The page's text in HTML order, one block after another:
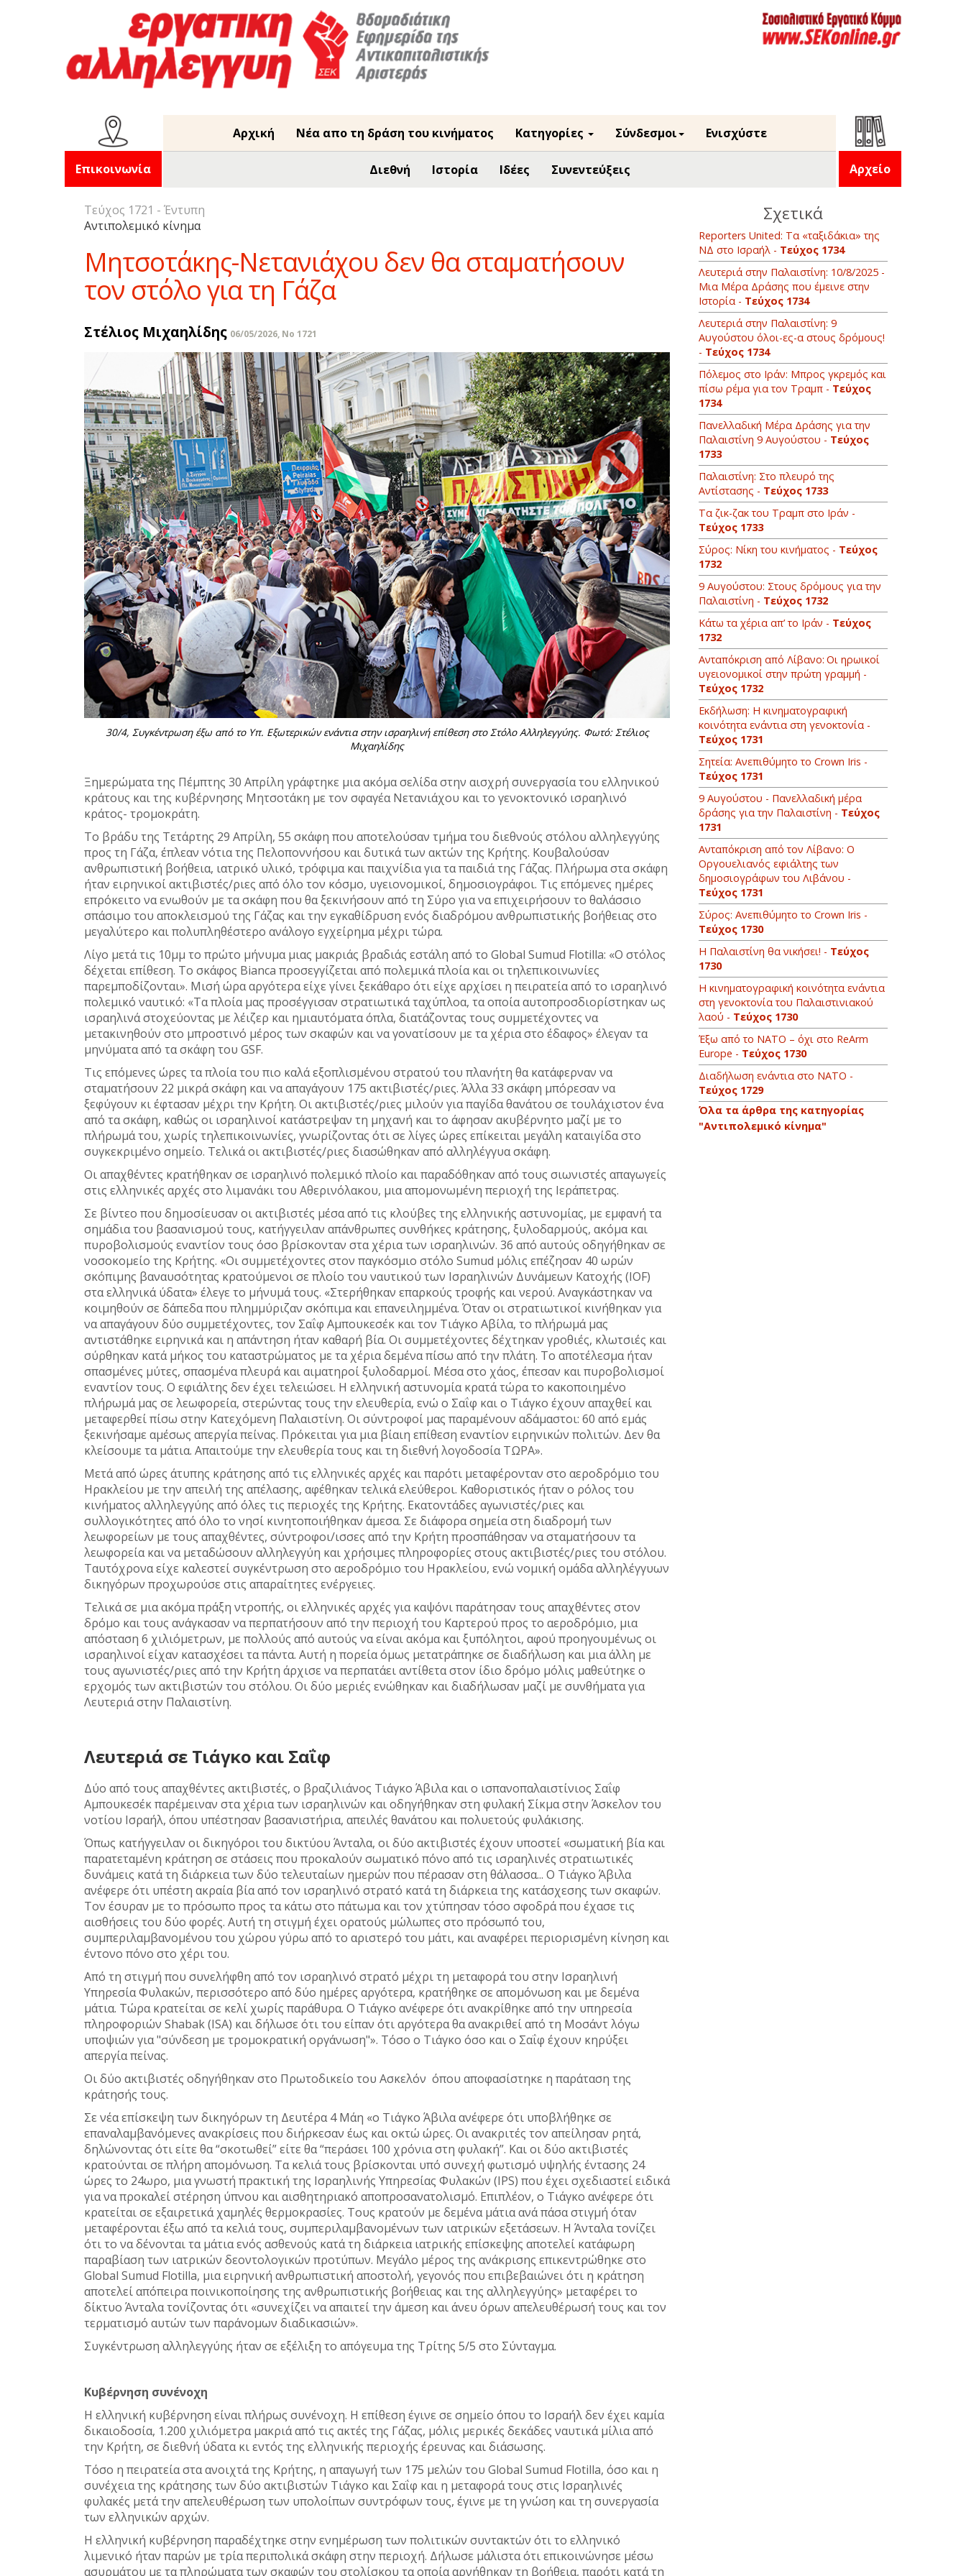
Επικοινωνία
Αρχική Νέα απο τη δράση του κινήματος Κατηγορίες Σύνδεσμοι Ενισχύστε
Διεθνή Ιστορία Ιδέες Συνεντεύξεις Αρχείο
Τεύχος 1721 - Έντυπη
Αντιπολεμικό κίνημα
Μητσοτάκης-Νετανιάχου δεν θα σταματήσουν
τον στόλο για τη Γάζα
Στέλιος Μιχαηλίδης 06/05/2026, No 1721
30/4, Συγκέντρωση έξω από το Υπ. Εξωτερικών ενάντια στην ισραηλινή επίθεση στο Στόλο Αλληλεγγύης. Φωτό: Στέλιος
Μιχαηλίδης
Ξημερώματα της Πέμπτης 30 Απρίλη γράφτηκε μια ακόμα σελίδα στην αισχρή συνεργασία του ελληνικού
κράτους και της κυβέρνησης Μητσοτάκη με τον σφαγέα Νετανιάχου και το γενοκτονικό ισραηλινό
κράτος- τρομοκράτη.
Το βράδυ της Τετάρτης 29 Απρίλη, 55 σκάφη που αποτελούσαν τμήμα του διεθνούς στόλου αλληλεγγύης
προς τη Γάζα, έπλεαν νότια της Πελοποννήσου και δυτικά των ακτών της Κρήτης. Κουβαλούσαν
ανθρωπιστική βοήθεια, ιατρικό υλικό, τρόφιμα και παιχνίδια για τα παιδιά της Γάζας. Πλήρωμα στα σκάφη
ήταν ειρηνικοί ακτιβιστές/ριες από όλο τον κόσμο, υγειονομικοί, δημοσιογράφοι. Τις επόμενες ημέρες
επρόκειτο να ενωθούν με τα σκάφη που θα ξεκινήσουν από τη Σύρο για να επιχειρήσουν το θαλάσσιο
σπάσιμο του αποκλεισμού της Γάζας και την εγκαθίδρυση ενός διαδρόμου ανθρωπιστικής βοήθειας στο
μεγαλύτερο και πολυπληθέστερο ανάλογο εγχείρημα μέχρι τώρα.
Λίγο μετά τις 10μμ το πρώτο μήνυμα μιας μακριάς βραδιάς εστάλη από το Global Sumud Flotilla: «Ο στόλος
δέχεται επίθεση. Το σκάφος Bianca προσεγγίζεται από πολεμικά πλοία και οι τηλεπικοινωνίες
παρεμποδίζονται». Μισή ώρα αργότερα είχε γίνει ξεκάθαρο ότι είχε αρχίσει η πειρατεία από το ισραηλινό
πολεμικό ναυτικό: «Τα πλοία μας προσέγγισαν στρατιωτικά ταχύπλοα, τα οποία αυτοπροσδιορίστηκαν ως
ισραηλινά στοχεύοντας με λέιζερ και ημιαυτόματα όπλα, διατάζοντας τους συμμετέχοντες να
μετακινηθούν στο μπροστινό μέρος των σκαφών και να γονατίσουν με τα χέρια στο έδαφος» έλεγαν τα
μηνύματα από τα σκάφη του GSF.
Τις επόμενες ώρες τα πλοία του πιο καλά εξοπλισμένου στρατού του πλανήτη θα κατάφερναν να
σταματήσουν 22 μικρά σκάφη και να απαγάγουν 175 ακτιβιστές/ριες. Άλλα 33 σκάφη μπόρεσαν να
ξεφύγουν κι έφτασαν μέχρι την Κρήτη. Οι ακτιβιστές/ριες μιλούν για παγίδα θανάτου σε τουλάχιστον ένα
από τα σκάφη, καθώς οι ισραηλινοί κατάστρεψαν τη μηχανή και το άφησαν ακυβέρνητο μαζί με το
πλήρωμά του, χωρίς τηλεπικοινωνίες, γνωρίζοντας ότι σε λίγες ώρες επίκειται μεγάλη καταιγίδα στο
συγκεκριμένο σημείο. Τελικά οι ακτιβιστές/ριες διασώθηκαν από αλληλέγγυα σκάφη.
Οι απαχθέντες κρατήθηκαν σε ισραηλινό πολεμικό πλοίο και παραδόθηκαν από τους σιωνιστές απαγωγείς
στις ελληνικές αρχές στο λιμανάκι του Αθερινόλακου, μια απομονωμένη περιοχή της Ιεράπετρας.
Σε βίντεο που δημοσίευσαν οι ακτιβιστές μέσα από τις κλούβες της ελληνικής αστυνομίας, με εμφανή τα
σημάδια του βασανισμού τους, κατήγγειλαν απάνθρωπες συνθήκες κράτησης, ξυλοδαρμούς, ακόμα και
πυροβολισμούς εναντίον τους όσο βρίσκονταν στα χέρια των ισραηλινών. 36 από αυτούς οδηγήθηκαν σε
νοσοκομείο της Κρήτης. «Οι συμμετέχοντες στον παγκόσμιο στόλο Sumud μόλις επέζησαν 40 ωρών
σκόπιμης βαναυσότητας κρατούμενοι σε πλοίο του ναυτικού των Ισραηλινών Δυνάμεων Κατοχής (IOF)
στα ελληνικά ύδατα» έλεγε το μήνυμά τους. «Στερήθηκαν επαρκούς τροφής και νερού. Αναγκάστηκαν να
κοιμηθούν σε δάπεδα που πλημμύριζαν σκόπιμα και επανειλημμένα. Όταν οι στρατιωτικοί κινήθηκαν για
να απαγάγουν δύο συμμετέχοντες, τον Σαΐφ Αμπουκεσέκ και τον Τιάγκο Αβίλα, το πλήρωμά μας
αντιστάθηκε ειρηνικά και η απάντηση ήταν καθαρή βία. Οι συμμετέχοντες δέχτηκαν γροθιές, κλωτσιές και
σύρθηκαν κατά μήκος του καταστρώματος με τα χέρια δεμένα πίσω από την πλάτη. Το αποτέλεσμα ήταν
σπασμένες μύτες, σπασμένα πλευρά και αιματηροί ξυλοδαρμοί. Μέσα στο χάος, έπεσαν και πυροβολισμοί
εναντίον τους. Ο εφιάλτης δεν έχει τελειώσει. Η ελληνική αστυνομία κρατά τώρα το κακοποιημένο
πλήρωμά μας σε λεωφορεία, στερώντας τους την ελευθερία, ενώ ο Σαΐφ και ο Τιάγκο έχουν απαχθεί και
μεταφερθεί πίσω στην Κατεχόμενη Παλαιστίνη. Οι σύντροφοί μας παραμένουν αδάμαστοι: 60 από εμάς
ξεκινήσαμε αμέσως απεργία πείνας. Πρόκειται για μια βίαιη επίθεση εναντίον ειρηνικών πολιτών. Δεν θα
κλείσουμε τα μάτια. Απαιτούμε την ελευθερία τους και τη διεθνή λογοδοσία ΤΩΡΑ».
Μετά από ώρες άτυπης κράτησης από τις ελληνικές αρχές και παρότι μεταφέρονταν στο αεροδρόμιο του
Ηρακλείου με την απειλή της απέλασης, αφέθηκαν τελικά ελεύθεροι. Καθοριστικός ήταν ο ρόλος του
κινήματος αλληλεγγύης από όλες τις περιοχές της Κρήτης. Εκατοντάδες αγωνιστές/ριες και
συλλογικότητες από όλο το νησί κινητοποιήθηκαν άμεσα. Σε διάφορα σημεία στη διαδρομή των
λεωφορείων με τους απαχθέντες, σύντροφοι/ισσες από την Κρήτη προσπάθησαν να σταματήσουν τα
λεωφορεία και να μεταδώσουν αλληλεγγύη και χρήσιμες πληροφορίες στους ακτιβιστές/ριες του στόλου.
Ταυτόχρονα είχε καλεστεί συγκέντρωση στο αεροδρόμιο του Ηρακλείου, ενώ νομική ομάδα αλληλέγγυων
δικηγόρων προχωρούσε στις απαραίτητες ενέργειες.
Τελικά σε μια ακόμα πράξη ντροπής, οι ελληνικές αρχές για καψόνι παράτησαν τους απαχθέντες στον
δρόμο και τους ανάγκασαν να περπατήσουν από την περιοχή του Καρτερού προς το αεροδρόμιο, μια
απόσταση 6 χιλιόμετρων, με πολλούς από αυτούς να είναι ακόμα και ξυπόλητοι, αφού προηγουμένως οι
ισραηλινοί είχαν κατασχέσει τα πάντα. Αυτή η πορεία όμως μετατράπηκε σε διαδήλωση και μια άλλη με
τους αγωνιστές/ριες από την Κρήτη άρχισε να περπατάει αντίθετα στον ίδιο δρόμο μόλις μαθεύτηκε ο
ερχομός των ακτιβιστών του στόλου. Οι δύο μεριές ενώθηκαν και διαδήλωσαν μαζί με συνθήματα για
Λευτεριά στην Παλαιστίνη.
Λευτεριά σε Τιάγκο και Σαΐφ
Δύο από τους απαχθέντες ακτιβιστές, ο βραζιλιάνος Τιάγκο Άβιλα και ο ισπανοπαλαιστίνιος Σαΐφ
Αμπουκεσέκ παρέμειναν στα χέρια των ισραηλινών και οδηγήθηκαν στη φυλακή Σίκμα στην Άσκελον του
νοτίου Ισραήλ, όπου υπέστησαν βασανιστήρια, απειλές θανάτου και πολυετούς φυλάκισης.
Όπως κατήγγειλαν οι δικηγόροι του δικτύου Άνταλα, οι δύο ακτιβιστές έχουν υποστεί «σωματική βία και
παρατεταμένη κράτηση σε στάσεις που προκαλούν σωματικό πόνο από τις ισραηλινές στρατιωτικές
δυνάμεις κατά τη διάρκεια των δύο τελευταίων ημερών που πέρασαν στη θάλασσα... Ο Τιάγκο Άβιλα
ανέφερε ότι υπέστη ακραία βία από τον ισραηλινό στρατό κατά τη διάρκεια της κατάσχεσης των σκαφών.
Τον έσυραν με το πρόσωπο προς τα κάτω στο πάτωμα και τον χτύπησαν τόσο σφοδρά που έχασε τις
αισθήσεις του δύο φορές. Αυτή τη στιγμή έχει ορατούς μώλωπες στο πρόσωπό του,
συμπεριλαμβανομένου του χώρου γύρω από το αριστερό του μάτι, και αναφέρει περιορισμένη κίνηση και
έντονο πόνο στο χέρι του.
Από τη στιγμή που συνελήφθη από τον ισραηλινό στρατό μέχρι τη μεταφορά του στην Ισραηλινή
Υπηρεσία Φυλακών, περισσότερο από δύο ημέρες αργότερα, κρατήθηκε σε απομόνωση και με δεμένα
μάτια. Τώρα κρατείται σε κελί χωρίς παράθυρα. Ο Tιάγκο ανέφερε ότι ανακρίθηκε από την υπηρεσία
πληροφοριών Shabak (ISA) και δήλωσε ότι του είπαν ότι αργότερα θα ανακριθεί από τη Μοσάντ λόγω
υποψιών για "σύνδεση με τρομοκρατική οργάνωση"». Τόσο ο Τιάγκο όσο και ο Σαΐφ έχουν κηρύξει
απεργία πείνας.
Οι δύο ακτιβιστές οδηγήθηκαν στο Πρωτοδικείο του Ασκελόν όπου αποφασίστηκε η παράταση της
κράτησής τους.
Σε νέα επίσκεψη των δικηγόρων τη Δευτέρα 4 Μάη «ο Τιάγκο Άβιλα ανέφερε ότι υποβλήθηκε σε
επαναλαμβανόμενες ανακρίσεις που διήρκεσαν έως και οκτώ ώρες. Οι ανακριτές τον απείλησαν ρητά,
δηλώνοντας ότι είτε θα “σκοτωθεί” είτε θα “περάσει 100 χρόνια στη φυλακή”. Και οι δύο ακτιβιστές
κρατούνται σε πλήρη απομόνωση. Τα κελιά τους βρίσκονται υπό συνεχή φωτισμό υψηλής έντασης 24
ώρες το 24ωρο, μια γνωστή πρακτική της Ισραηλινής Υπηρεσίας Φυλακών (IPS) που έχει σχεδιαστεί ειδικά
για να προκαλεί στέρηση ύπνου και αισθητηριακό αποπροσανατολισμό. Επιπλέον, ο Tιάγκο ανέφερε ότι
κρατείται σε εξαιρετικά χαμηλές θερμοκρασίες. Τους κρατούν με δεμένα μάτια ανά πάσα στιγμή όταν
μεταφέρονται έξω από τα κελιά τους, συμπεριλαμβανομένων των ιατρικών εξετάσεων. Η Άνταλα τονίζει
ότι το να δένονται τα μάτια ενός ασθενούς κατά τη διάρκεια ιατρικής επίσκεψης αποτελεί κατάφωρη
παραβίαση των ιατρικών δεοντολογικών προτύπων. Μεγάλο μέρος της ανάκρισης επικεντρώθηκε στο
Global Sumud Flotilla, μια ειρηνική ανθρωπιστική αποστολή, γεγονός που επιβεβαιώνει ότι η κράτηση
αποτελεί απόπειρα ποινικοποίησης της ανθρωπιστικής βοήθειας και της αλληλεγγύης» μεταφέρει το
δίκτυο Άνταλα τονίζοντας ότι «συνεχίζει να απαιτεί την άμεση και άνευ όρων απελευθέρωσή τους και τον
τερματισμό αυτών των παράνομων διαδικασιών».
Συγκέντρωση αλληλεγγύης ήταν σε εξέλιξη το απόγευμα της Τρίτης 5/5 στο Σύνταγμα.
Κυβέρνηση συνένοχη
Η ελληνική κυβέρνηση είναι πλήρως συνένοχη. Η επίθεση έγινε σε σημείο όπου το Ισραήλ δεν έχει καμία
δικαιοδοσία, 1.200 χιλιόμετρα μακριά από τις ακτές της Γάζας, μόλις μερικές δεκάδες ναυτικά μίλια από
την Κρήτη, σε διεθνή ύδατα κι εντός της ελληνικής περιοχής έρευνας και διάσωσης.
Τόσο η πειρατεία στα ανοιχτά της Κρήτης, η απαγωγή των 175 μελών του Global Sumud Flotilla, όσο και η
συνέχεια της κράτησης των δύο ακτιβιστών Τιάγκο και Σαΐφ και η μεταφορά τους στις Ισραηλινές
φυλακές μετά την απελευθέρωση των υπολοίπων συντρόφων τους, έγινε με τη γνώση και τη συνεργασία
των ελληνικών αρχών.
Η ελληνική κυβέρνηση παραδέχτηκε στην ενημέρωση των πολιτικών συντακτών ότι το ελληνικό
λιμενικό ήταν παρών με τρία περιπολικά σκάφη στην περιοχή. Δήλωσε μάλιστα ότι επικοινώνησε μέσω
ασυρμάτου με τα πληρώματα των σκαφών του στολίσκου τα οποία αρνήθηκαν τη βοήθεια, παρότι κατά τη
Σχετικά
Reporters United: Τα «ταξιδάκια» της
ΝΔ στο Ισραήλ - Τεύχος 1734
Λευτεριά στην Παλαιστίνη: 10/8/2025 -
Μια Μέρα Δράσης που έμεινε στην
Ιστορία - Τεύχος 1734
Λευτεριά στην Παλαιστίνη: 9
Αυγούστου όλοι-ες-α στους δρόμους!
- Τεύχος 1734
Πόλεμος στο Ιράν: Μπρος γκρεμός και
πίσω ρέμα για τον Τραμπ - Τεύχος
1734
Πανελλαδική Μέρα Δράσης για την
Παλαιστίνη 9 Αυγούστου - Τεύχος
1733
Παλαιστίνη: Στο πλευρό της
Αντίστασης - Τεύχος 1733
Τα ζικ-ζακ του Τραμπ στο Ιράν -
Τεύχος 1733
Σύρος: Νίκη του κινήματος - Τεύχος
1732
9 Αυγούστου: Στους δρόμους για την
Παλαιστίνη - Τεύχος 1732
Κάτω τα χέρια απ’ το Ιράν - Τεύχος
1732
Ανταπόκριση από Λίβανο: Οι ηρωικοί
υγειονομικοί στην πρώτη γραμμή -
Τεύχος 1732
Εκδήλωση: Η κινηματογραφική
κοινότητα ενάντια στη γενοκτονία -
Τεύχος 1731
Σητεία: Ανεπιθύμητο το Crown Iris -
Τεύχος 1731
9 Αυγούστου - Πανελλαδική μέρα
δράσης για την Παλαιστίνη - Τεύχος
1731
Ανταπόκριση από τον Λίβανο: O
Οργουελιανός εφιάλτης των
δημοσιογράφων του Λιβάνου -
Τεύχος 1731
Σύρος: Ανεπιθύμητο το Crown Iris -
Τεύχος 1730
Η Παλαιστίνη θα νικήσει! - Τεύχος
1730
Η κινηματογραφική κοινότητα ενάντια
στη γενοκτονία του Παλαιστινιακού
λαού - Τεύχος 1730
Έξω από το ΝΑΤΟ – όχι στο ReArm
Europe - Τεύχος 1730
Διαδήλωση ενάντια στο ΝΑΤΟ -
Τεύχος 1729
Όλα τα άρθρα της κατηγορίας
"Αντιπολεμικό κίνημα"